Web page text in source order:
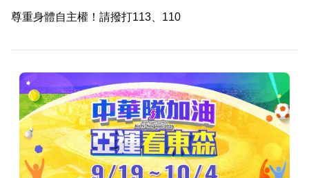
尊重身體自主權！請撥打113、110